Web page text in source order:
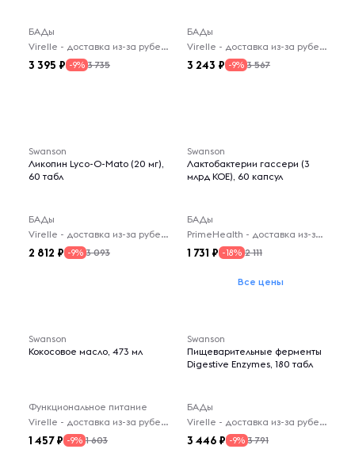
БАДы
Virelle - доставка из-за рубежа
3 395 -9% 3 735
БАДы
Virelle - доставка из-за рубежа
3 243 -9% 3 567
Swanson
Ликопин Lyco-O-Mato (20 мг),
60 табл
БАДы
Virelle - доставка из-за рубежа
2 812 -9% 3 093
Swanson
Лактобактерии гассери (3
млрд КОЕ), 60 капсул
БАДы
PrimeHealth - доставка из-за рубежа
1 731 -18% 2 111
Все цены
Swanson
Кокосовое масло, 473 мл
Функциональное питание
Virelle - доставка из-за рубежа
1 457 -9% 1 603
Swanson
Пищеварительные ферменты
Digestive Enzymes, 180 табл
БАДы
Virelle - доставка из-за рубежа
3 446 -9% 3 791